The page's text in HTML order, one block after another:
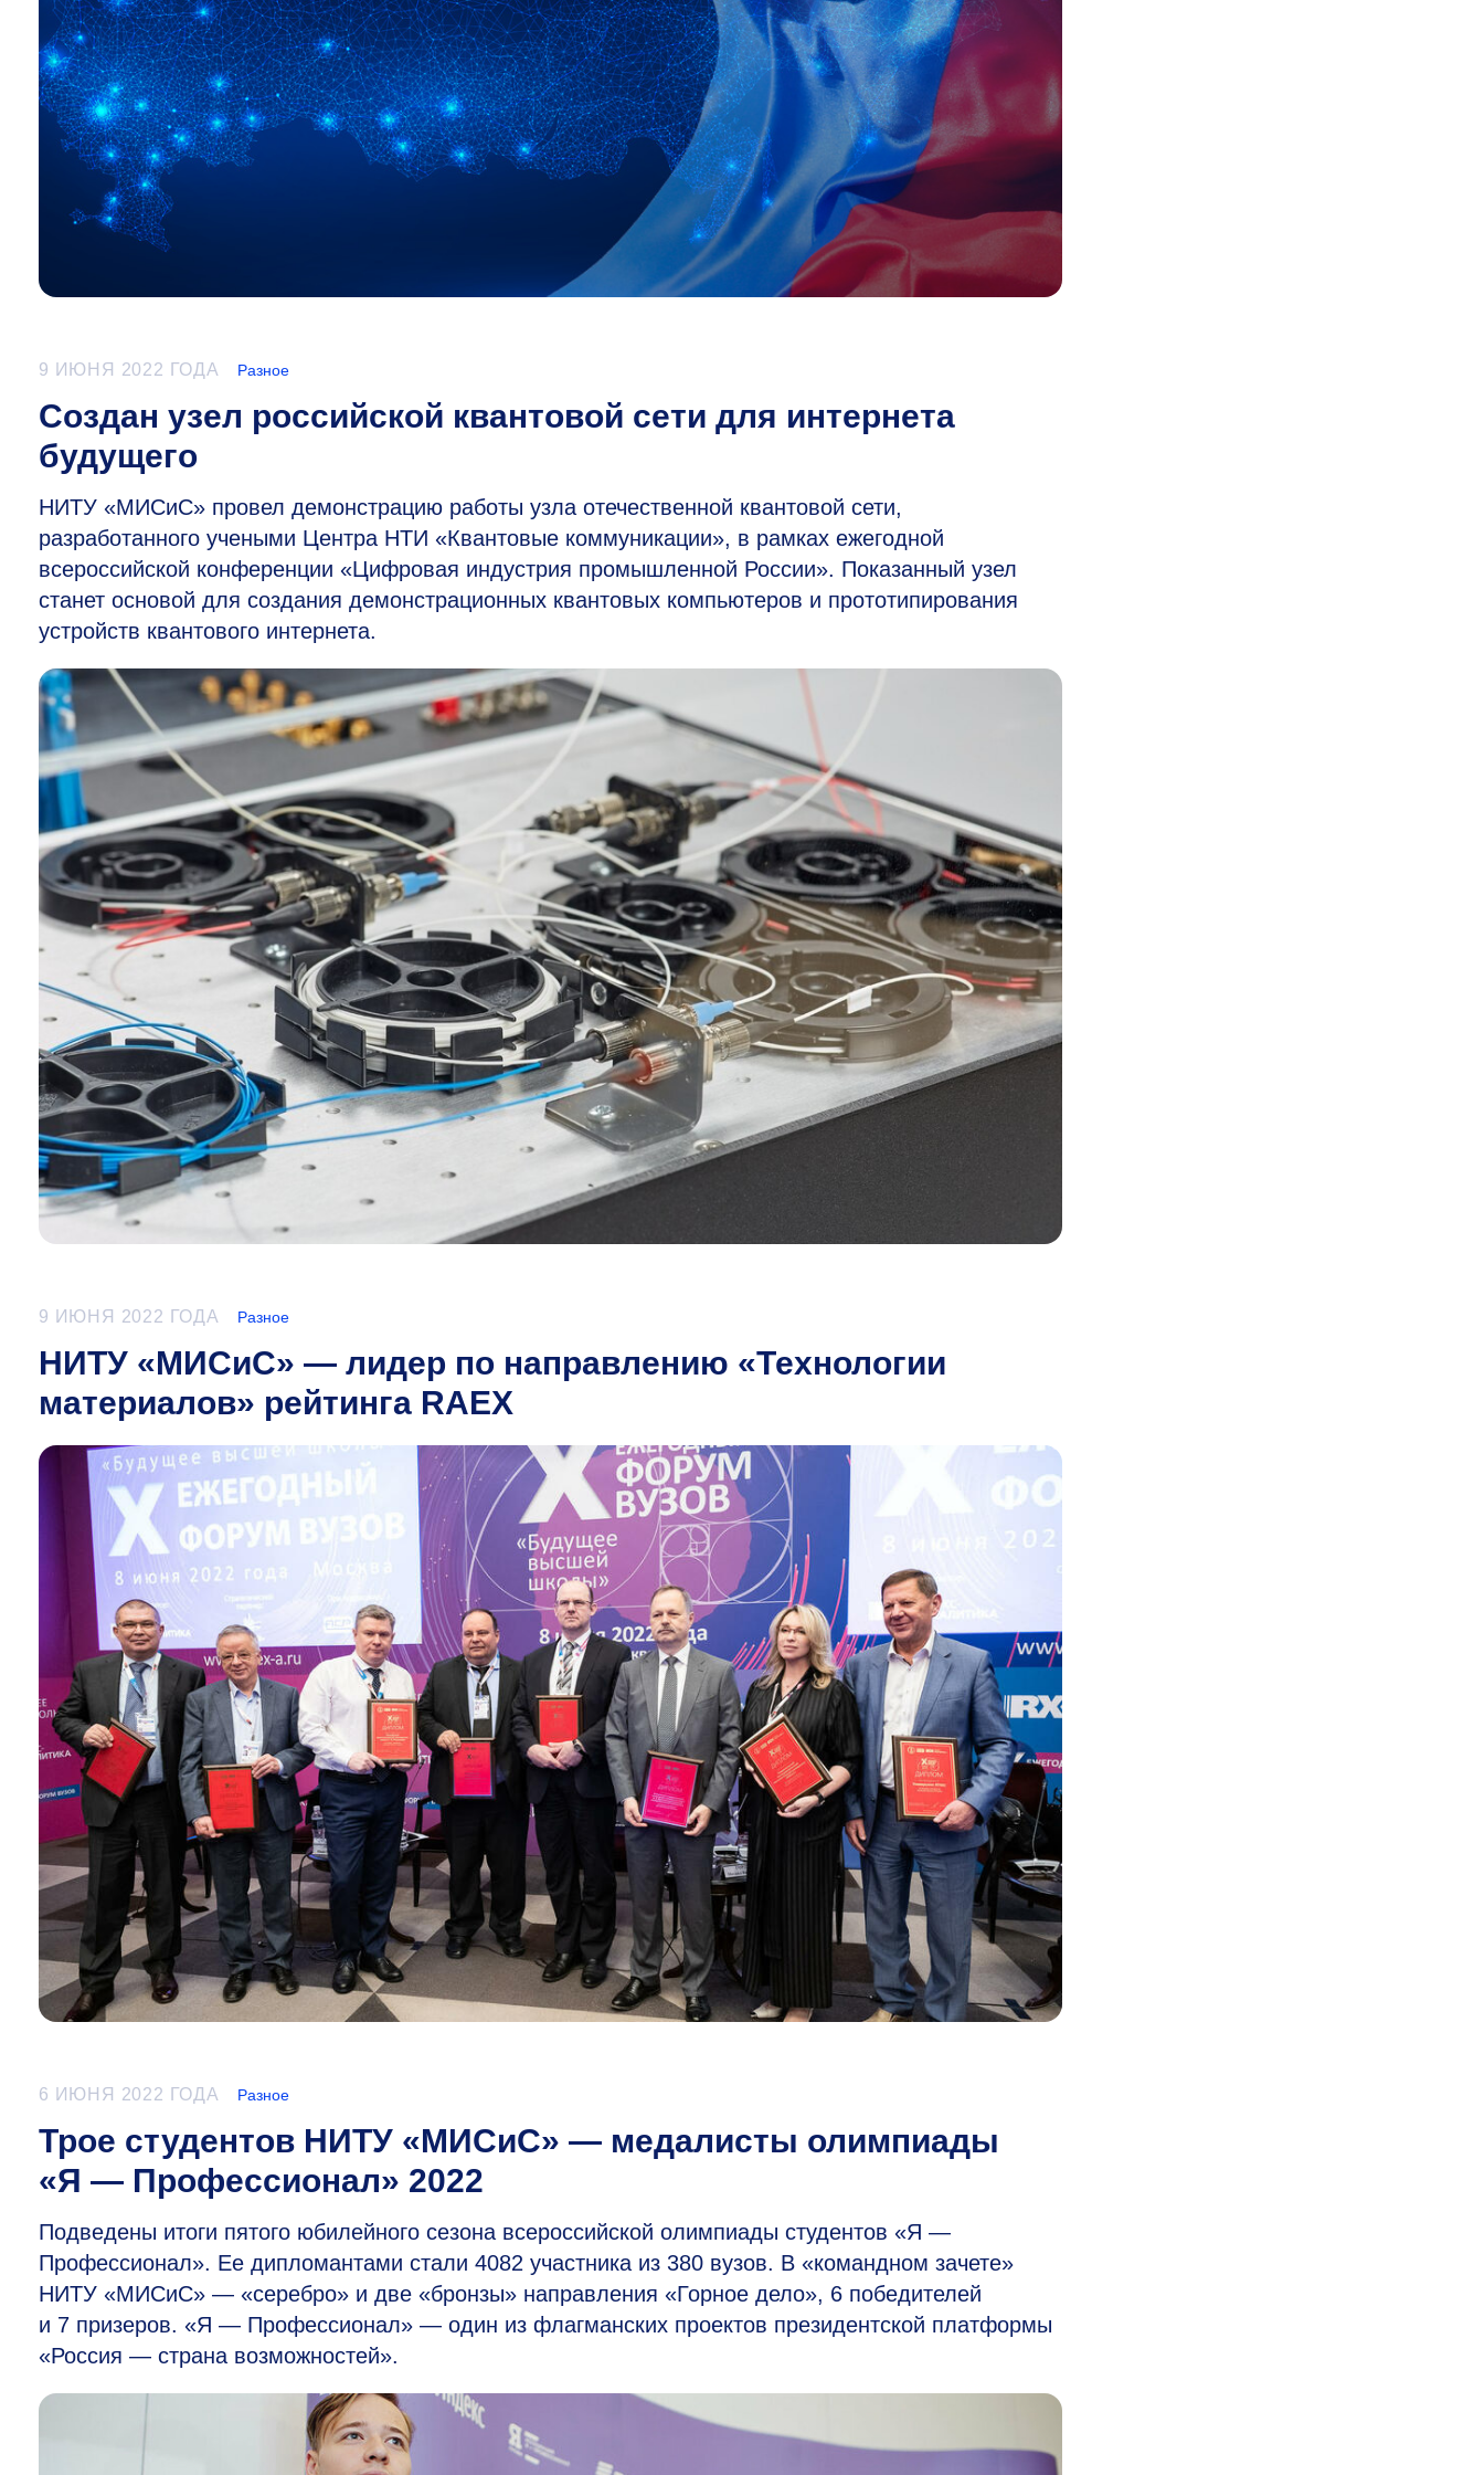
9 ИЮНЯ 2022 ГОДА Разное
Создан узел российской квантовой сети для интернета
будущего
НИТУ «МИСиС» провел демонстрацию работы узла отечественной квантовой сети,
разработанного учеными Центра НТИ «Квантовые коммуникации», в рамках ежегодной
всероссийской конференции «Цифровая индустрия промышленной России». Показанный узел
станет основой для создания демонстрационных квантовых компьютеров и прототипирования
устройств квантового интернета.
9 ИЮНЯ 2022 ГОДА Разное
НИТУ «МИСиС» — лидер по направлению «Технологии
материалов» рейтинга RAEX
6 ИЮНЯ 2022 ГОДА Разное
Трое студентов НИТУ «МИСиС» — медалисты олимпиады
«Я — Профессионал» 2022
Подведены итоги пятого юбилейного сезона всероссийской олимпиады студентов «Я —
Профессионал». Ее дипломантами стали 4082 участника из 380 вузов. В «командном зачете»
НИТУ «МИСиС» — «серебро» и две «бронзы» направления «Горное дело», 6 победителей
и 7 призеров. «Я — Профессионал» — один из флагманских проектов президентской платформы
«Россия — страна возможностей».